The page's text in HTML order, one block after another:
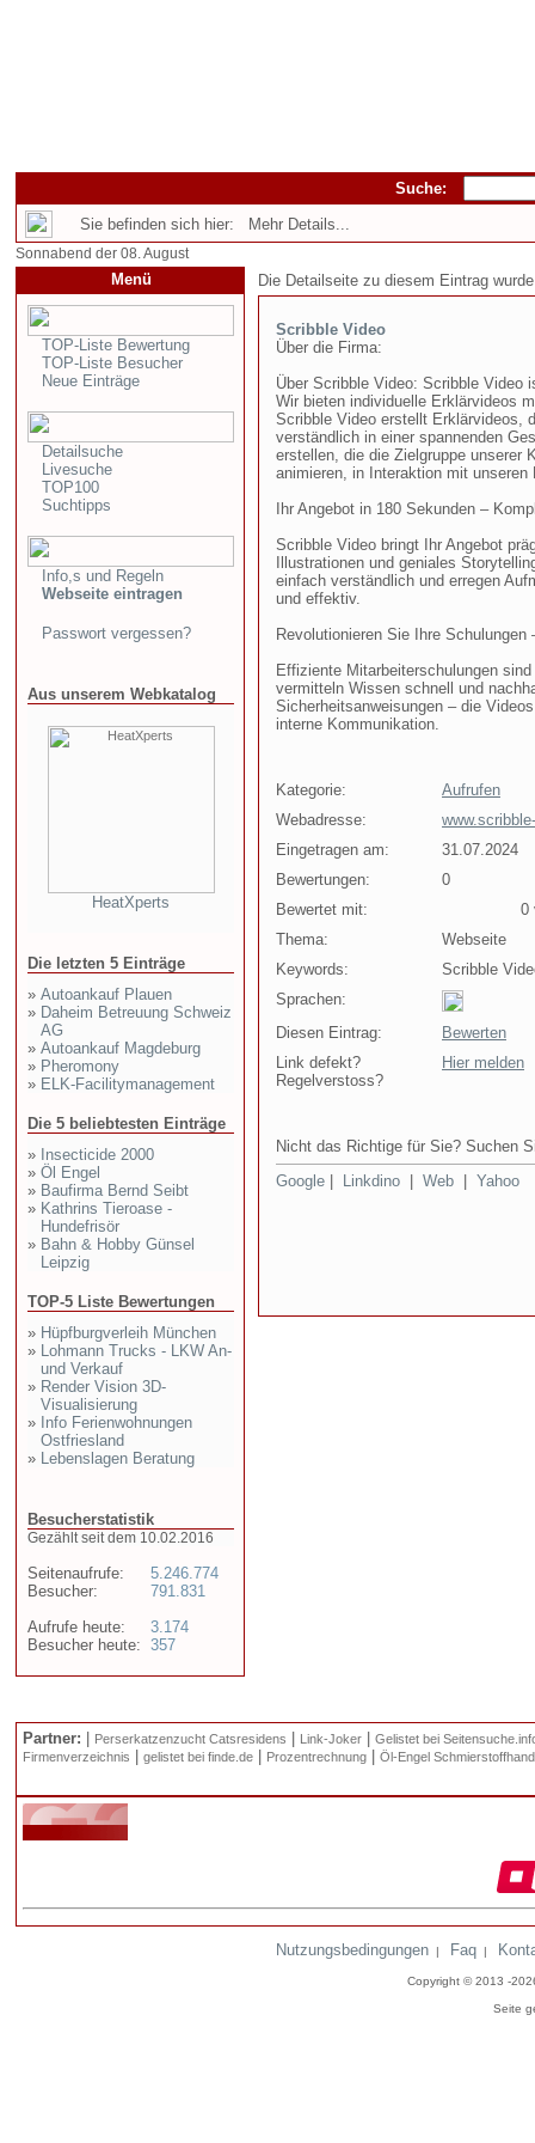
Suche:
Sie befinden sich hier: Mehr Details...
Sonnabend der 08. August
Menü
TOP-Liste Bewertung
TOP-Liste Besucher
Neue Einträge
Detailsuche
Livesuche
TOP100
Suchtipps
Info,s und Regeln
Webseite eintragen
Passwort vergessen?
Aus unserem Webkatalog
HeatXperts
Die letzten 5 Einträge
» Autoankauf Plauen
» Daheim Betreuung Schweiz
AG
» Autoankauf Magdeburg
» Pheromony
» ELK-Facilitymanagement
Die 5 beliebtesten Einträge
» Insecticide 2000
» Öl Engel
» Baufirma Bernd Seibt
» Kathrins Tieroase -
Hundefrisör
» Bahn & Hobby Günsel
Leipzig
TOP-5 Liste Bewertungen
» Hüpfburgverleih München
» Lohmann Trucks - LKW An-
und Verkauf
» Render Vision 3D-
Visualisierung
» Info Ferienwohnungen
Ostfriesland
» Lebenslagen Beratung
Besucherstatistik
Gezählt seit dem 10.02.2016
Seitenaufrufe:
Besucher:
Aufrufe heute:
Besucher heute:
5.246.774
791.831
3.174
357
Die Detailseite zu diesem Eintrag
Scribble Video
Über die Firma:
Über Scribble Video: Scribble Video
Wir bieten individuelle Erklärvideos
Scribble Video erstellt Erklärvideos,
verständlich in einer spannenden
erstellen, die die Zielgruppe unserer
animieren, in Interaktion mit unseren
Ihr Angebot in 180 Sekunden –
Scribble Video bringt Ihr Angebot
Illustrationen und geniales
einfach verständlich und erregen
und effektiv.
Revolutionieren Sie Ihre
Effiziente Mitarbeiterschulungen
vermitteln Wissen schnell und
Sicherheitsanweisungen – die
interne Kommunikation.
Kategorie:
Aufrufen
Webadresse:
Eingetragen am:
31.07.2024
Bewertungen:
0
Bewertet mit:
0
Thema:
Webseite
Keywords:
Scribble
Sprachen:
Diesen Eintrag:
Bewerten
Link defekt?
Regelverstoss?
Hier melden
Nicht das Richtige für Sie? Suchen
Google
Linkdino Web Yahoo
Partner: Perserkatzenzucht Catsresidens Link-Joker
Gelistet bei
Firmenverzeichnis
gelistet bei finde.de Prozentrechnung Öl-Engel
Nutzungsbedingungen | Faq |
Copyright © 2013 -
Seite